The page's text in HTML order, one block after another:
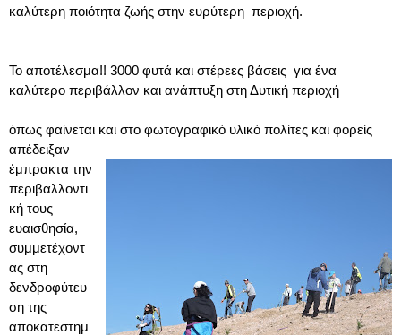
καλύτερη ποιότητα ζωής στην ευρύτερη περιοχή.
Το αποτέλεσμα!! 3000 φυτά και στέρεες βάσεις για ένα
καλύτερο περιβάλλον και ανάπτυξη στη Δυτική περιοχή
όπως φαίνεται και στο φωτογραφικό υλικό πολίτες και φορείς
απέδειξαν
έμπρακτα την
περιβαλλοντι
κή τους
ευαισθησία,
συμμετέχοντ
ας στη
δενδροφύτευ
ση της
αποκατεστημ